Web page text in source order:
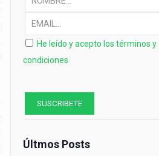
He leído y acepto los términos y
condiciones
Últmos Posts